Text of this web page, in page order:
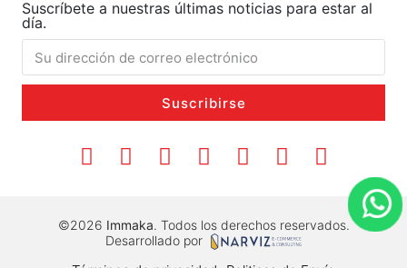
Suscríbete a nuestras últimas noticias para estar al
día.
Suscribirse
©2026 Immaka. Todos los derechos reservados.
Desarrollado por